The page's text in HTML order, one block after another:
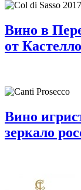
Вино в
от
Вино
зеркало